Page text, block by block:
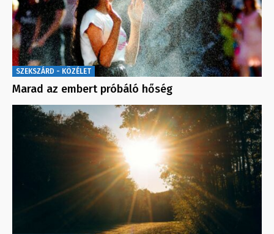
SZEKSZÁRD - KÖZÉLET
Marad az embert próbáló hőség